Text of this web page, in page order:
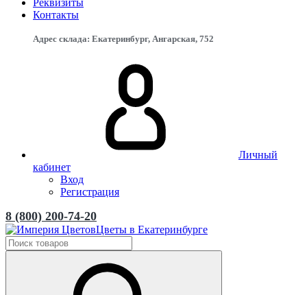
Контакты
Адрес склада: Екатеринбург, ​Ангарская, 75​2
Личный
кабинет
Вход
Регистрация
8 (800) 200-74-20
Цветы в Екатеринбурге